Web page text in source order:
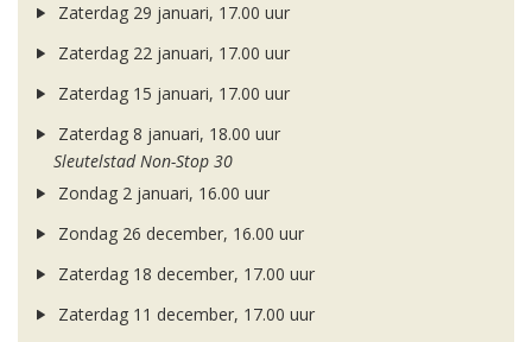
Zaterdag 29 januari, 17.00 uur
Zaterdag 22 januari, 17.00 uur
Zaterdag 15 januari, 17.00 uur
Zaterdag 8 januari, 18.00 uur
Sleutelstad Non-Stop 30
Zondag 2 januari, 16.00 uur
Zondag 26 december, 16.00 uur
Zaterdag 18 december, 17.00 uur
Zaterdag 11 december, 17.00 uur